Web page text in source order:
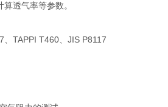
透气率等参数。
TAPPI T460、JIS P8117